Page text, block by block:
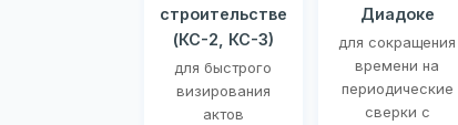
строительстве
(КС-2, КС-3)
для быстрого
визирования
актов
Диадоке
для сокращения
времени на
периодические
сверки с